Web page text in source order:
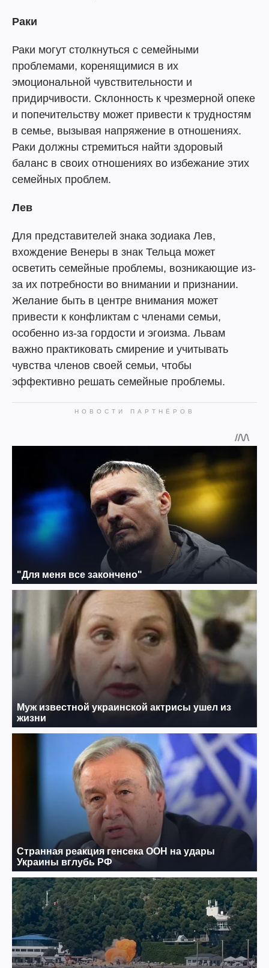
Раки
Раки могут столкнуться с семейными
проблемами, коренящимися в их
эмоциональной чувствительности и
придирчивости. Склонность к чрезмерной опеке
и попечительству может привести к трудностям
в семье, вызывая напряжение в отношениях.
Раки должны стремиться найти здоровый
баланс в своих отношениях во избежание этих
семейных проблем.
Лев
Для представителей знака зодиака Лев,
вхождение Венеры в знак Тельца может
осветить семейные проблемы, возникающие из-
за их потребности во внимании и признании.
Желание быть в центре внимания может
привести к конфликтам с членами семьи,
особенно из-за гордости и эгоизма. Львам
важно практиковать смирение и учитывать
чувства членов своей семьи, чтобы
эффективно решать семейные проблемы.